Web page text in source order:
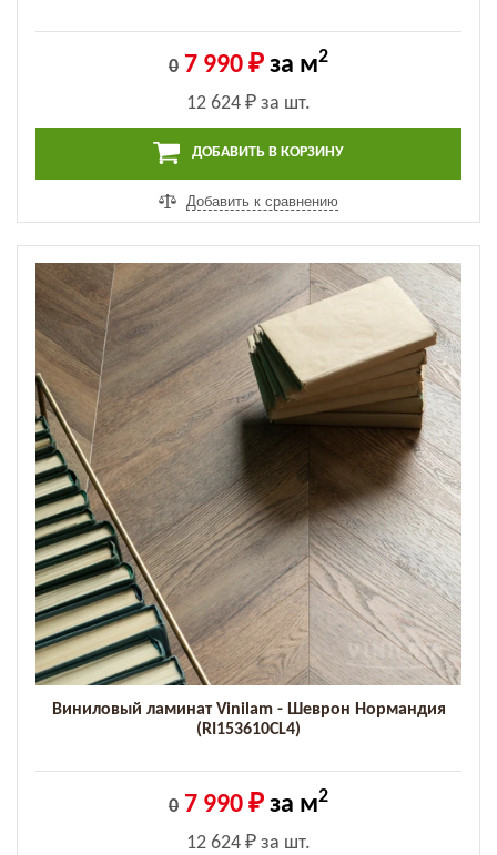
0 7 990 ₽ за м2
12 624 ₽ за шт.
ДОБАВИТЬ В КОРЗИНУ
Добавить к сравнению
Виниловый ламинат Vinilam - Шеврон Нормандия
(RI153610CL4)
0 7 990 ₽ за м2
12 624 ₽ за шт.